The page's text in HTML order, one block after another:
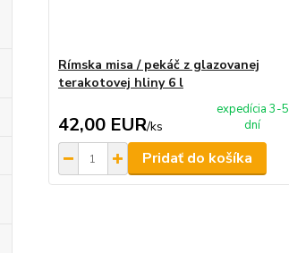
Rímska misa / pekáč z glazovanej
terakotovej hliny 6 l
42,00 EUR/ks
expedícia 3-5
dní
Pridať do košíka